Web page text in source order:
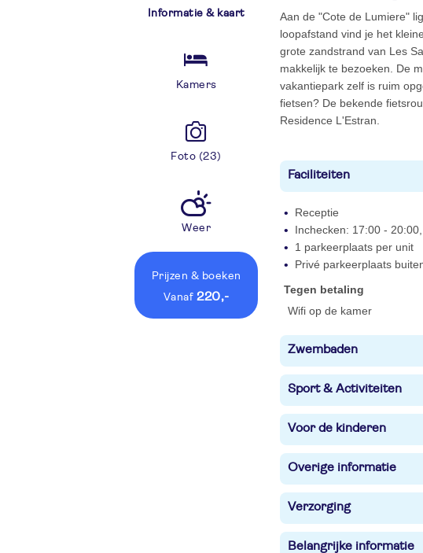
Informatie & kaart
Kamers
Foto (23)
Weer
Prijzen & boeken
vanaf 220,-
Aan de "Cote de Lumiere"
loopafstand vind je het
grote zandstrand van Les
makkelijk te bezoeken. De
vakantiepark zelf is ruim
fietsen? De bekende
Residence L'Estran.
Faciliteiten
Receptie
Inchecken: 17:00 -
1 parkeerplaats per unit
Privé parkeerplaats
Tegen betaling
Wifi op de kamer
Zwembaden
Sport & Activiteiten
Voor de kinderen
Overige informatie
Verzorging
Belangrijke informatie